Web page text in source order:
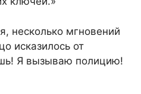
несколько мгновений
исказилось от
Я вызываю полицию!